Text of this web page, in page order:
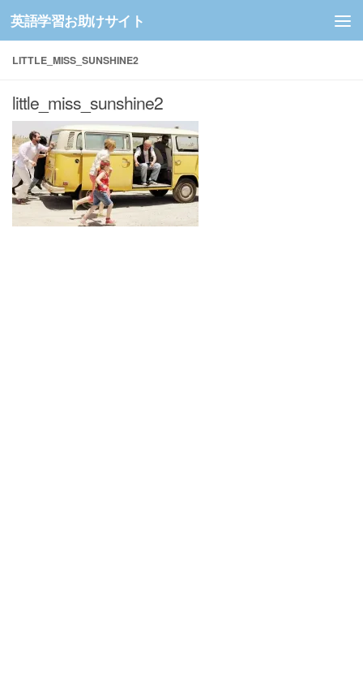
コンテンツへスキップ
英語学習お助けサイト
LITTLE_MISS_SUNSHINE2
little_miss_sunshine2